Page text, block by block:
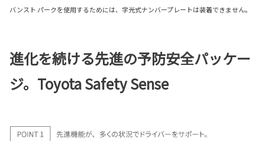
バンスト パークを使用するためには、字光式ナンバープレートは装着できません。
進化を続ける先進の予防安全パッケー
ジ。Toyota Safety Sense